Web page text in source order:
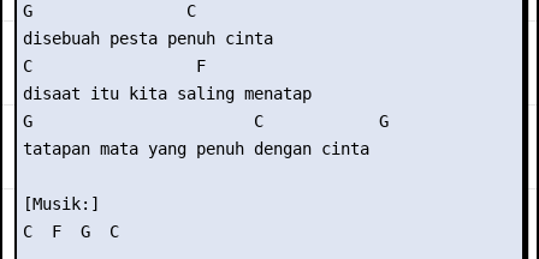
G                C
disebuah pesta penuh cinta
C                 F
disaat itu kita saling menatap
G                       C            G
tatapan mata yang penuh dengan cinta
[Musik:]
C  F  G  C